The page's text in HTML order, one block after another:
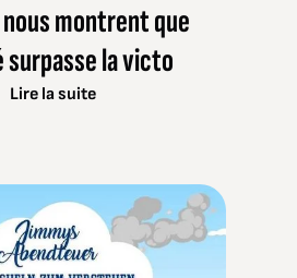
montrent que
la victo
Lire la suite